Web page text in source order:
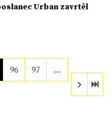
Urban zavrtěl
96 97 …